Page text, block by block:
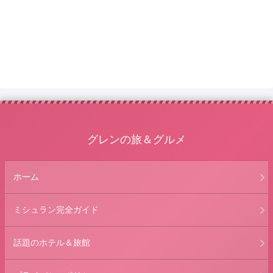
グレンの旅＆グルメ
ホーム
ミシュラン完全ガイド
話題のホテル＆旅館